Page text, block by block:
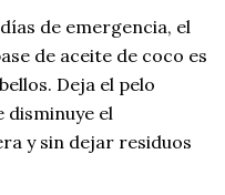
de emergencia, el
de aceite de coco es
Deja el pelo
disminuye el
y sin dejar residuos